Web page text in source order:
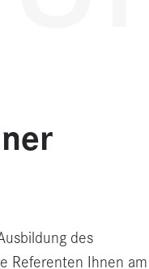
des
Referenten Ihnen